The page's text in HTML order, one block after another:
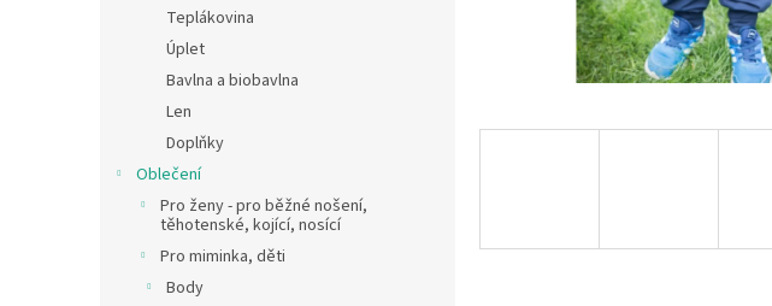
Teplákovina
Úplet
Bavlna a biobavlna
Len
Doplňky
Oblečení
Pro ženy - pro běžné nošení,
těhotenské, kojící, nosící
Pro miminka, děti
Body